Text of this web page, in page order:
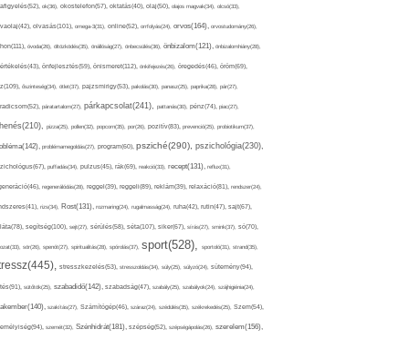
ok(36), okostelefon(57), oktatás(40), olaj(50), olajos magvak(34), olcsó(33),
olvasás(101), omega-3(31), online(52), orrfolyás(24), orvos(164), orvostudomány(26),
óvoda(26), öltözködés(35), önállóság(27), önbecsülés(36), önbizalom(121), önbizalomhiány(28),
önfejlesztés(59), önismeret(112), önkifejezés(26), öregedés(46), öröm(69),
őszinteség(34), ötlet(37), pajzsmirigy(53), pakolás(30), panasz(25), paprika(28), pár(27),
páratartalom(27), párkapcsolat(241), pattanás(30), pénz(74), piac(27),
pizza(25), pollen(32), popcorn(35), por(26), pozitív(83), prevenció(25), probiotikum(37),
problémamegoldás(27), program(60), psziché(290), pszichológia(230),
puffadás(34), pulzus(45), rák(69), reakció(33), recept(131), reflux(31),
regenerálódás(28), reggel(39), reggeli(89), reklám(39), relaxáció(81), rendszer(24),
rizs(34), Rost(131), rozmaring(24), rugalmasság(24), ruha(42), rutin(47), sajt(67),
segítség(100), sejt(27), sérülés(58), séta(107), siker(67), sírás(27), smink(37), só(70),
sör(26), spenót(27), spiritualitás(28), spórolás(37), sport(528), sportoló(31), strand(35),
stresszkezelés(53), stresszoldás(34), súly(25), súlyzó(24), sütemény(94),
sütőtök(25), szabadidő(142), szabadság(47), szabály(25), szabályok(24), szájhigiénia(24),
szakítás(27), Számítógép(46), száraz(24), szédülés(35), székrekedés(25), Szem(54),
szemét(32), Szénhidrát(181), szépség(52), szépségápolás(26), szerelem(156),